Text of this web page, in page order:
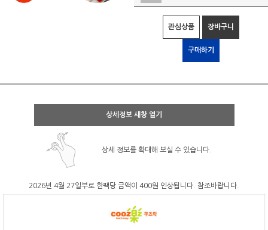
관심상품 장바구니
구매하기
상세정보 새창 열기
상세 정보를 확대해 보실 수 있습니다.
2026년 4월 27일부로 한팩당 금액이 400원 인상됩니다. 참조바랍니다.